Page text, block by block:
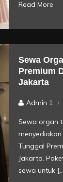
Read More
Sewa
Premium
Jakarta
Admin 1
Sewa organ
Tunggal
Jakarta.
sewa untuk